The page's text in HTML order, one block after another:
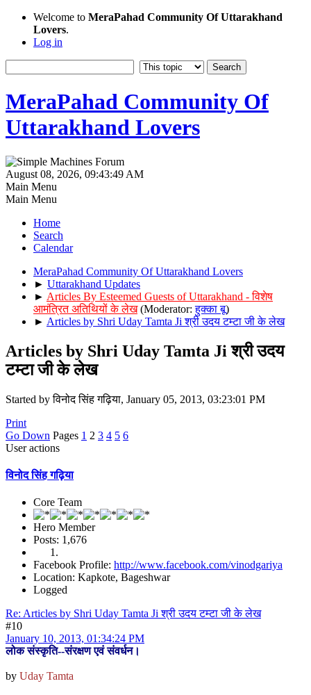
Welcome to MeraPahad Community Of Uttarakhand
Lovers.
Log in
MeraPahad Community Of
Uttarakhand Lovers
August 08, 2026, 09:43:49 AM
Main Menu
Main Menu
Home
Search
Calendar
MeraPahad Community Of Uttarakhand Lovers
► Uttarakhand Updates
► Articles By Esteemed Guests of Uttarakhand - विशेष
आमंत्रित अतिथियों के लेख (Moderator:हुक्का बू)
► Articles by Shri Uday Tamta Ji श्री उदय टम्टा जी के लेख
Articles by Shri Uday Tamta Ji श्री उदय
टम्टा जी के लेख
Started by विनोद सिंह गढ़िया, January 05, 2013, 03:23:01 PM
Print
Go Down Pages 1 2 3 4 5 6
User actions
विनोद सिंह गढ़िया
Core Team
Hero Member
Posts: 1,676
Facebook Profile: http://www.facebook.com/vinodgariya
Location: Kapkote, Bageshwar
Logged
Re: Articles by Shri Uday Tamta Ji श्री उदय टम्टा जी के लेख
#10
January 10, 2013, 01:34:24 PM
लोक संस्कृति--संरक्षण एवं संवर्धन।
by Uday Tamta